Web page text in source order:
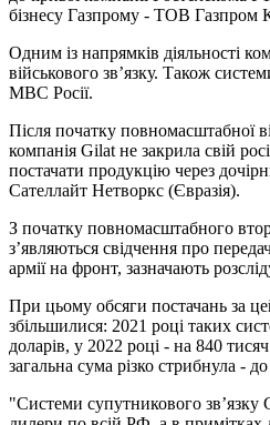
бізнесу Газпрому - ТОВ Газпром
Одним із напрямків діяльності
військового звʼязку. Також
МВС Росії.
Після початку повномасштабної
компанія Gilat не закрила свій
постачати продукцію через
Сателлайт Нетворкс (Євразія).
З початку повномасштабного
зʼявляються свідчення про
армії на фронт, зазначають
При цьому обсяги постачань за
збільшилися: 2021 році таких
доларів, у 2022 році - на 840
загальна сума різко стрибнула -
"Системи супутникового звʼязку